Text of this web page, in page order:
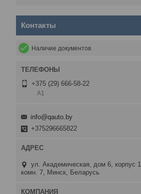
Контакты
Наличие документов
+375 (29) 666-58-22
А1
info@qauto.by
+375296665822
ул. Академическая, дом 6, корпус 1,
комн. 7, Минск, Беларусь